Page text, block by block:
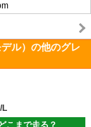
ル）の他のグレ
L